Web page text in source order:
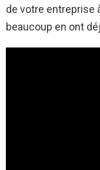
de votre entreprise
beaucoup en ont